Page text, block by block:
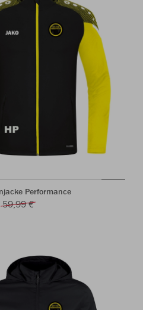
Performance
59,99 €